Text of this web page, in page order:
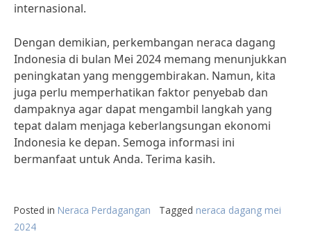
internasional.
Dengan demikian, perkembangan neraca dagang
Indonesia di bulan Mei 2024 memang menunjukkan
peningkatan yang menggembirakan. Namun, kita
juga perlu memperhatikan faktor penyebab dan
dampaknya agar dapat mengambil langkah yang
tepat dalam menjaga keberlangsungan ekonomi
Indonesia ke depan. Semoga informasi ini
bermanfaat untuk Anda. Terima kasih.
Posted in Neraca Perdagangan Tagged neraca dagang mei
2024